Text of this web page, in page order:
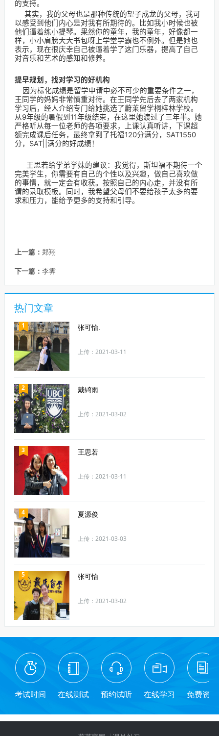
的支持。
其实，我的父母也是那种传统的望子成龙的父母，我可
以感受到他们内心是对我有所期待的。比如我小时候也被
他们逼着练小提琴。果然你的童年，我的童年，好像都一
样，小小肩膀大大书包呀上学堂学霸也不例外。但是她也
表示，现在很庆幸自己被逼着学了这门乐器，提高了自己
对音乐和艺术的感知和修养。
提早规划，找对学习的好机构
因为标化成绩是留学申请中必不可少的重要条件之一，
王同学的妈妈非常慎重对待。在王同学先后去了两家机构
学习后，经人介绍专门给她挑选了蔚莱留学桐梓林学校。
从9年级的暑假到11年级结束，在这里她渡过了三年半。她
严格听从每一位老师的各项要求，上课认真听讲，下课超
额完成课后任务，最终拿到了托福120分满分，SAT1550
分，SAT||满分的好成绩！
王思若给学弟学妹的建议：我觉得，斯坦福不期待一个
完美学生，你需要有自己的个性以及兴趣，做自己喜欢做
的事情，就一定会有收获。按照自己的内心走，并没有所
谓的录取模板。同时，我希望父母们不要给孩子太多的要
求和压力，能给予更多的支持和引导。
上一篇： 郑翔
下一篇： 李霁
热门文章
1 张可怡.
上传：2021-03-11
2 戴锜雨
上传：2021-03-02
3 王思若
上传：2021-03-11
4 夏源俊
上传：2021-03-03
5 张可怡
上传：2021-03-02
考试时间 在线测试 预约试听 在线学习 免费资料